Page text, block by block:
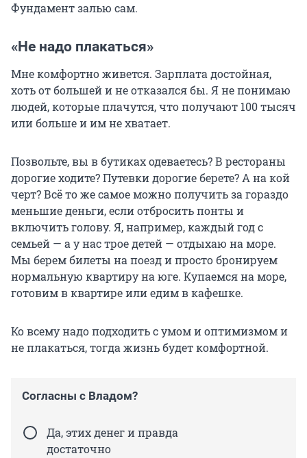
Фундамент залью сам.
«Не надо плакаться»
Мне комфортно живется. Зарплата достойная,
хоть от большей и не отказался бы. Я не понимаю
людей, которые плачутся, что получают 100 тысяч
или больше и им не хватает.
Позвольте, вы в бутиках одеваетесь? В рестораны
дорогие ходите? Путевки дорогие берете? А на кой
черт? Всё то же самое можно получить за гораздо
меньшие деньги, если отбросить понты и
включить голову. Я, например, каждый год с
семьей — а у нас трое детей — отдыхаю на море.
Мы берем билеты на поезд и просто бронируем
нормальную квартиру на юге. Купаемся на море,
готовим в квартире или едим в кафешке.
Ко всему надо подходить с умом и оптимизмом и
не плакаться, тогда жизнь будет комфортной.
Согласны с Владом?
Да, этих денег и правда
достаточно